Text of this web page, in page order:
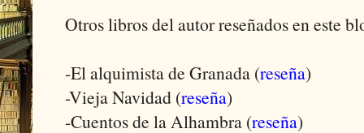
Otros libros del autor reseñados en este
-El alquimista de Granada (reseña)
-Vieja Navidad (reseña)
-Cuentos de la Alhambra (reseña)